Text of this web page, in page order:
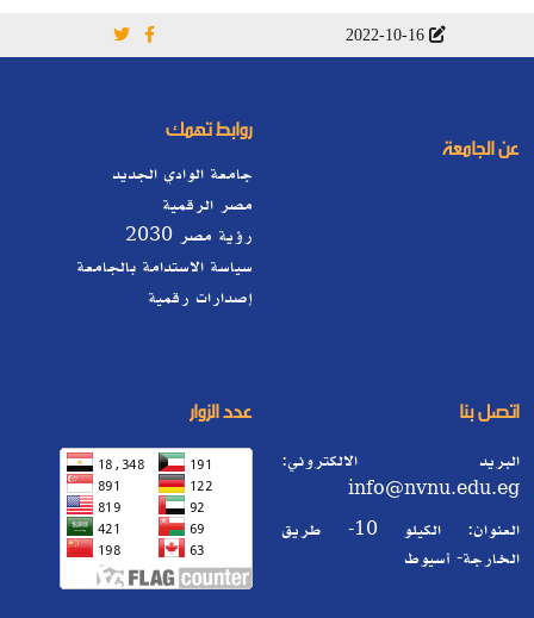
عن الجامعة
روابط تهمك
جامعة الوادي الجديد
مصر الرقمية
رؤية مصر 2030
سياسة الاستدامة بالجامعة
إصدارات رقمية
اتصل بنا
البريد الالكتروني:
info@nvnu.edu.eg
العنوان: الكيلو 10- طريق
الخارجة- أسيوط
عدد الزوار